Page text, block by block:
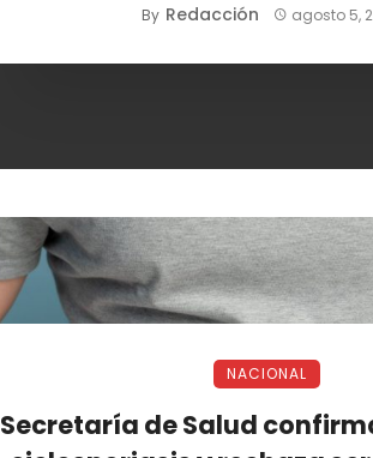
By Redacción agosto 5,
NACIONAL
Secretaría de Salud